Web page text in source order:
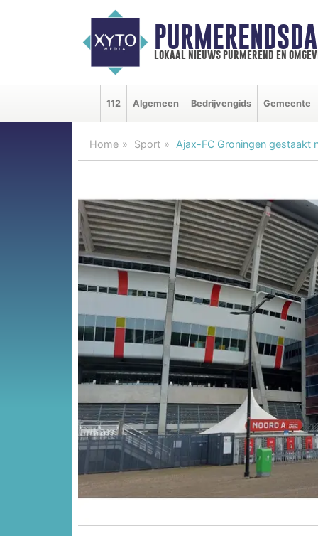
lokaal nieuws purmerend en
112 Algemeen Bedrijvengids Gemeente
Home Sport Ajax-FC Groningen gestaakt